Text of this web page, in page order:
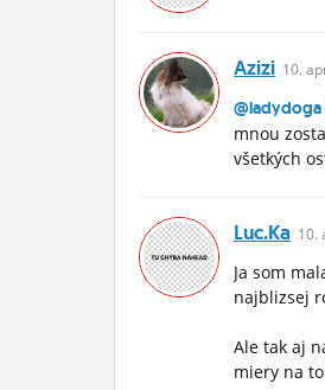
Azizi 10.
@ladydoga
mnou
všetkých
Luc.ka 10.
Ja som
najblizsej
Ale tak aj
miery na